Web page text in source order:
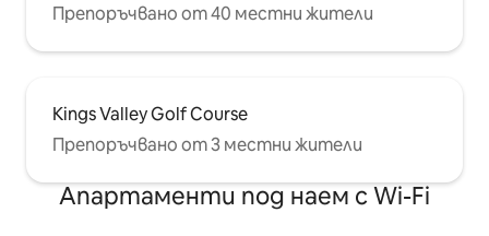
Препоръчвано от 40 местни жители
Kings Valley Golf Course
Препоръчвано от 3 местни жители
Апартаменти под наем с Wi-Fi